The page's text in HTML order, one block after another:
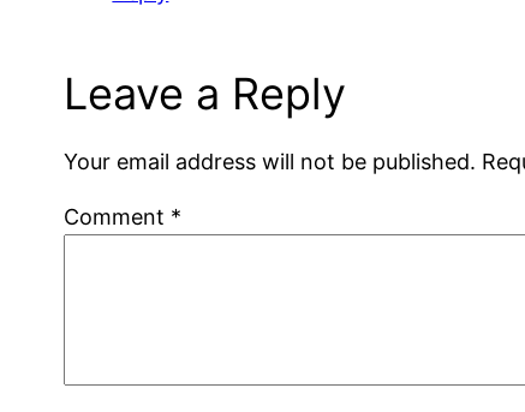
Leave a Reply
Your email address will not be published.
Comment *